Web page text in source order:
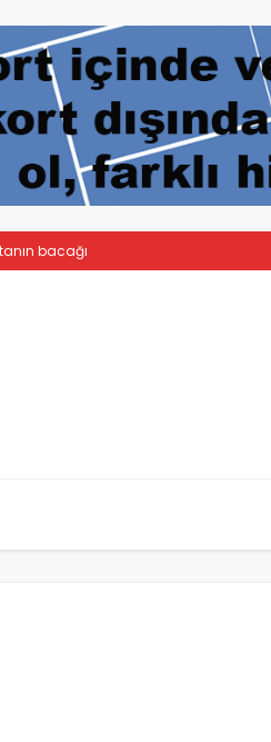
bacağını kırdı!